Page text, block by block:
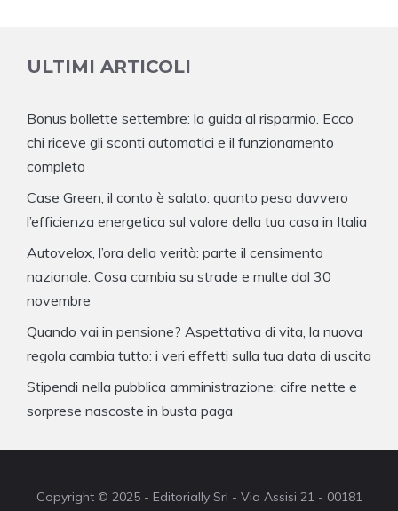
ULTIMI ARTICOLI
Bonus bollette settembre: la guida al risparmio. Ecco
chi riceve gli sconti automatici e il funzionamento
completo
Case Green, il conto è salato: quanto pesa davvero
l’efficienza energetica sul valore della tua casa in Italia
Autovelox, l’ora della verità: parte il censimento
nazionale. Cosa cambia su strade e multe dal 30
novembre
Quando vai in pensione? Aspettativa di vita, la nuova
regola cambia tutto: i veri effetti sulla tua data di uscita
Stipendi nella pubblica amministrazione: cifre nette e
sorprese nascoste in busta paga
Copyright © 2025 - Editorially Srl - Via Assisi 21 - 00181